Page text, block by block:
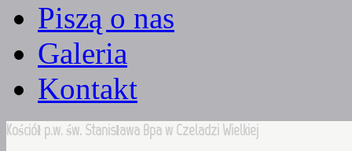
Piszą o nas
Galeria
Kontakt
Kościół p.w. św. Stanisława Bpa w Czeladzi Wielkiej